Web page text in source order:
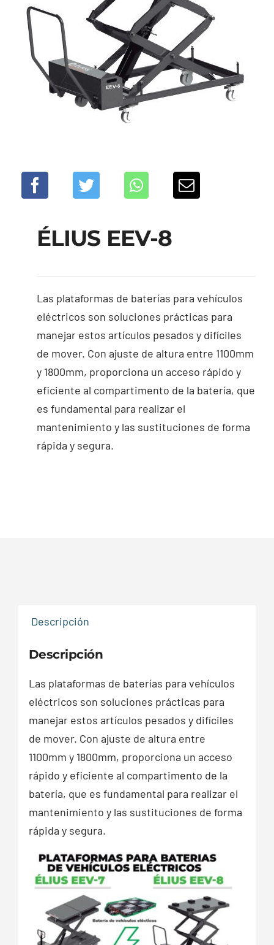
ÉLIUS EEV-8
Las plataformas de baterías para vehículos
eléctricos son soluciones prácticas para
manejar estos artículos pesados y difíciles
de mover. Con ajuste de altura entre 1100mm
y 1800mm, proporciona un acceso rápido y
eficiente al compartimento de la batería, que
es fundamental para realizar el
mantenimiento y las sustituciones de forma
rápida y segura.
Descripción
Descripción
Las plataformas de baterías para vehículos
eléctricos son soluciones prácticas para
manejar estos artículos pesados y difíciles
de mover. Con ajuste de altura entre
1100mm y 1800mm, proporciona un acceso
rápido y eficiente al compartimento de la
batería, que es fundamental para realizar el
mantenimiento y las sustituciones de forma
rápida y segura.